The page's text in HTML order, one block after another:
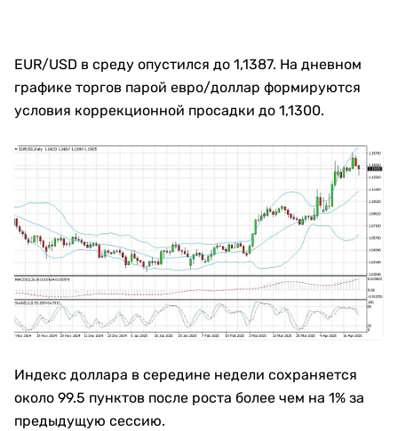
EUR/USD в среду опустился до 1,1387. На дневном
графике торгов парой евро/доллар формируются
условия коррекционной просадки до 1,1300.
Индекс доллара в середине недели сохраняется
около 99.5 пунктов после роста более чем на 1% за
предыдущую сессию.